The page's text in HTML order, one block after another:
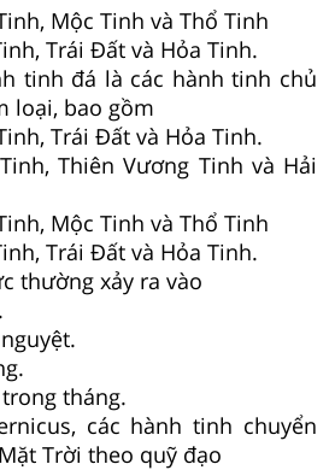
Mộc Tinh và Thổ Tinh
Trái Đất và Hỏa Tinh.
tinh đá là các hành tinh chủ
loại, bao gồm
Trái Đất và Hỏa Tinh.
Thiên Vương Tinh và Hải
Mộc Tinh và Thổ Tinh
Trái Đất và Hỏa Tinh.
thường xảy ra vào
tháng.
các hành tinh chuyển
Trời theo quỹ đạo